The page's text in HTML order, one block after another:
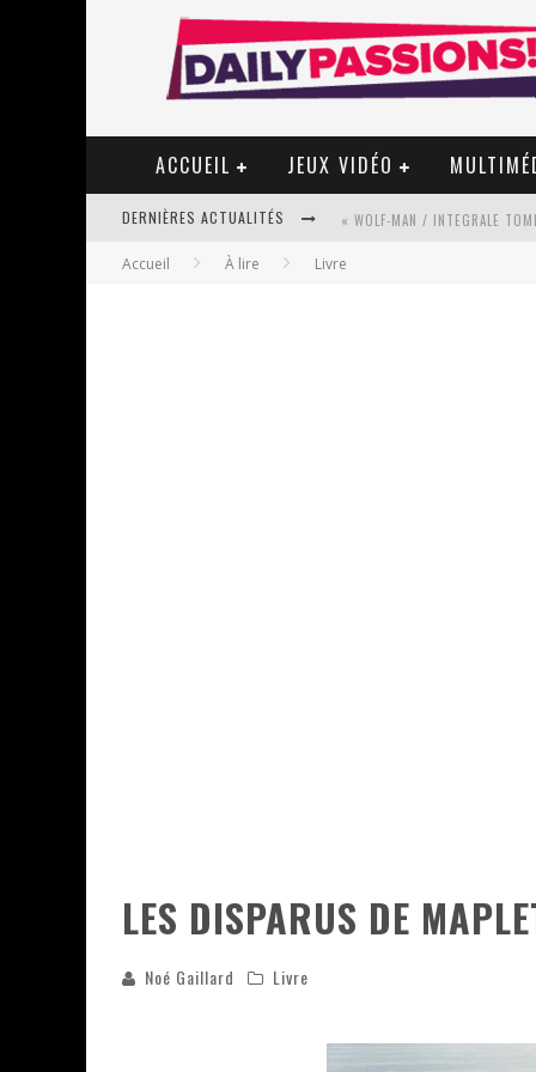
ACCUEIL JEUX VIDÉO
DERNIÈRES ACTUALITÉS « WOLF-MAN / INTEGRALE
Accueil À lire Livre
LES DISPARUS DE
Noé Gaillard Livre